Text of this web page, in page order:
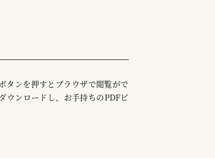
タンを押すとブラウザで閲覧がで
ウンロードし、お手持ちのPDFビ